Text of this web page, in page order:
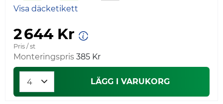
Visa däcketikett
2 644 Kr
Pris / st
Monteringspris 385 Kr
LÄGG I VARUKORG